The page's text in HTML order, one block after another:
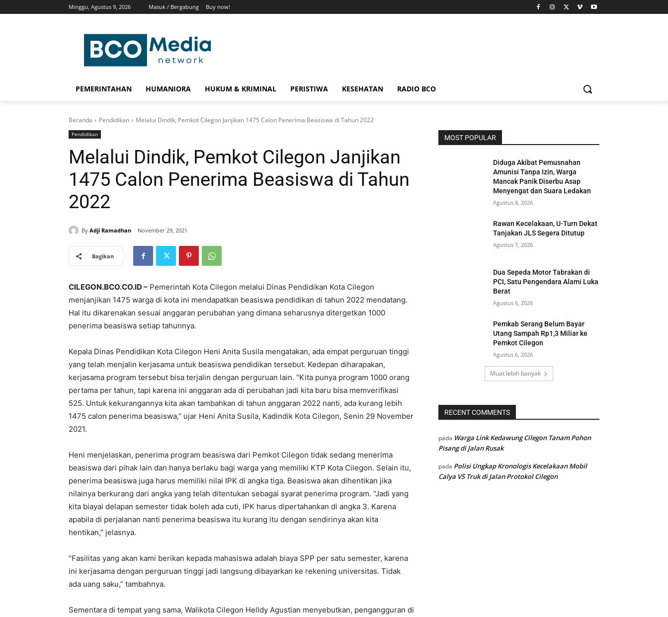
Minggu, Agustus 9, 2026 Masuk / Bergabung Buy now!
PEMERINTAHAN HUMANIORA HUKUM & KRIMINAL PERISTIWA KESEHATAN RADIO BCO
Beranda Pendidikan Melalui Dindik, Pemkot Cilegon Janjikan 1475 Calon Penerima Beasiswa di Tahun 2022
Pendidikan
Melalui Dindik, Pemkot Cilegon Janjikan
1475 Calon Penerima Beasiswa di Tahun
2022
By Adji Ramadhan November 29, 2021
Bagikan
CILEGON.BCO.CO.ID – Pemerintah Kota Cilegon melalui Dinas Pendidikan Kota Cilegon
menjanjikan 1475 warga di kota ini mendapatkan beasiswa pendidikan di tahun 2022 mendatang.
Hal itu dikarenakan sesuai anggaran perubahan yang dimana seharusnya ditergetkan 1000
penerima beasiswa setiap tahunnya.
Kepala Dinas Pendidikan Kota Cilegon Heni Anita Susila mengatakan, ada empat perguruan tinggi
yang telah menjalin kerjasama untuk beasiswa pendidikan tersebut. Kedepan diharapakan,
kerjasama program tersebut bisa terjalin dengan perguruan lain. “Kita punya program 1000 orang
pertama per tahun, tapi karena ini anggaran ada di perubahan jadi kita baru bisa memverifikasi
525. Untuk kekurangannya kita akan tambahkan di tahun anggaran 2022 nanti, ada kurang lebih
1475 calon penerima beasiswa,” ujar Heni Anita Susila, Kadindik Kota Cilegon, Senin 29 November
2021.
Heni menjelaskan, penerima program beasiswa dari Pemkot Cilegon tidak sedang menerima
beasiswa dari pihak lain dan hanya berlaku bagi warga yang memiliki KTP Kota Cilegon. Selain itu,
penerima beasiswa juga harus memiliki nilai IPK di angka tiga. Beasiswa akan dihentikan jika
nilainya berkurang dari angka yang telah ditentukan sebagai syarat penerima program. “Jadi yang
kita biayai delapan semester tidak boleh ada cuti, IPK harus dipertahankan di angka 3. Karena
apabila di perjalanan nanti penerima beasiswa itu kurang itu dengan sendirinya akan kita
hentikan,” jelasnya.
“Fasilitas yang akan kami berikan kepada mahasiswa adalah biaya SPP per satu semester, karena
ini kerjasama dengan perguruan tinggi jadi langsung dibayarkan ke rekening universitas. Tidak
ada uang saku,” tambahnya.
Sementara di tempat yang sama, Walikota Cilegon Helldy Agustian menyebutkan, pengangguran di
MOST POPULAR
Diduga Akibat Pemusnahan
Amunisi Tanpa Izin, Warga
Mancak Panik Diserbu Asap
Menyengat dan Suara Ledakan
Agustus 8, 2026
Rawan Kecelakaan, U-Turn Dekat
Tanjakan JLS Segera Ditutup
Agustus 7, 2026
Dua Sepeda Motor Tabrakan di
PCI, Satu Pengendara Alami Luka
Berat
Agustus 6, 2026
Pemkab Serang Belum Bayar
Utang Sampah Rp1,3 Miliar ke
Pemkot Cilegon
Agustus 6, 2026
Muat lebih banyak
RECENT COMMENTS
pada Warga Link Kedawung Cilegon Tanam Pohon
Pisang di Jalan Rusak
pada Polisi Ungkap Kronologis Kecelakaan Mobil
Calya VS Truk di Jalan Protokol Cilegon